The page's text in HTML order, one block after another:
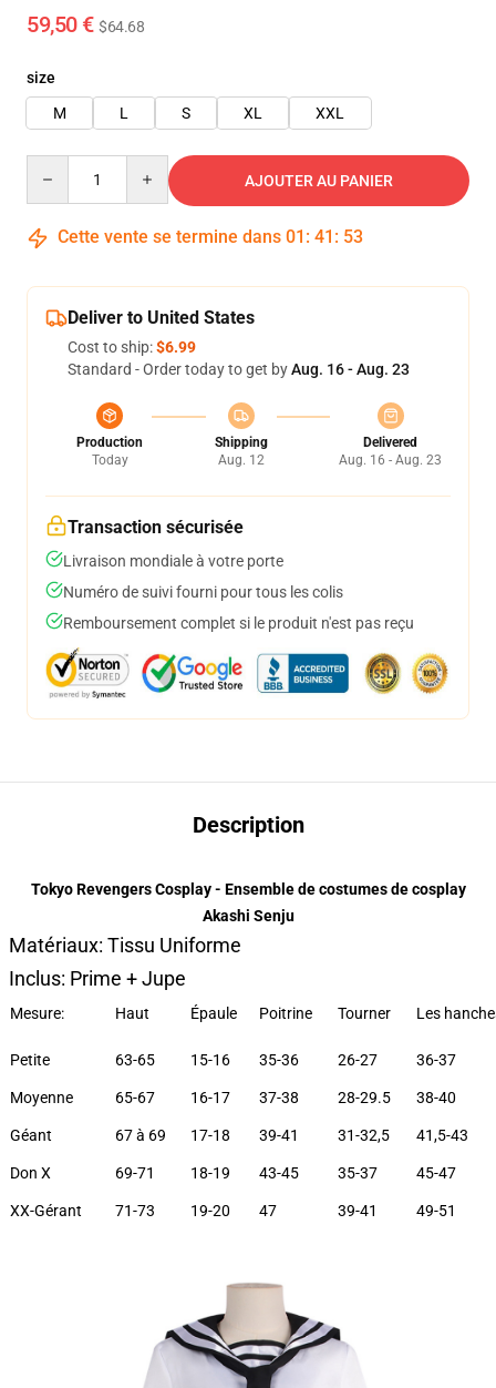
59,50 € $64.68
size
M
L S XL XXL
AJOUTER AU PANIER
Cette vente se termine dans 01 : 41 : 52
Deliver to United States
Cost to ship:$6.99
Standard - Order today to get byAug. 16 - Aug. 23
Production
Today
Shipping
Aug. 12
Delivered
Aug. 16 - Aug. 23
Transaction sécurisée
Livraison mondiale à votre porte
Numéro de suivi fourni pour tous les colis
Remboursement complet si le produit n'est pas reçu
Description
Tokyo Revengers Cosplay - Ensemble de costumes de cosplay
Akashi Senju
Matériaux: Tissu Uniforme
Inclus: Prime + Jupe
Mesure: Haut Épaule Poitrine Tourner Les
Petite 63-65 15-16 35-36 26-27 36-37
Moyenne 65-67 16-17 37-38 28-29.5 38-40
Géant 67 à 69 17-18 39-41 31-32,5 41,5-43
Don X 69-71 18-19 43-45 35-37 45-47
XX-Gérant 71-73 19-20 47 39-41 49-51